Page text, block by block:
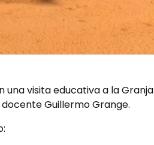
visita educativa a la Granja
Guillermo Grange.